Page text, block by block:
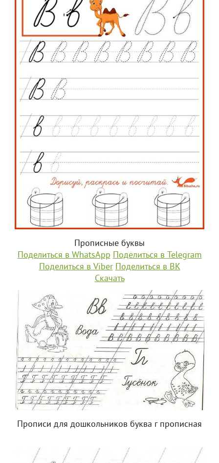
Прописные буквы
Поделиться в WhatsApp Поделиться в Telegram
Поделиться в Viber Поделиться в ВК
Скачать
Прописи для дошкольников буква г прописная